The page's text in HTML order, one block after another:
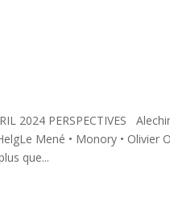
2024 PERSPECTIVES
Mené • Monory • Olivier
que...